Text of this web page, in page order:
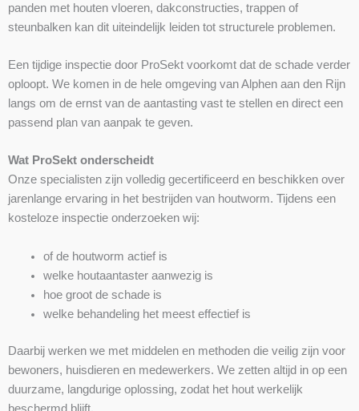
panden met houten vloeren, dakconstructies, trappen of
steunbalken kan dit uiteindelijk leiden tot structurele problemen.
Een tijdige inspectie door ProSekt voorkomt dat de schade verder
oploopt. We komen in de hele omgeving van Alphen aan den Rijn
langs om de ernst van de aantasting vast te stellen en direct een
passend plan van aanpak te geven.
Wat ProSekt onderscheidt
Onze specialisten zijn volledig gecertificeerd en beschikken over
jarenlange ervaring in het bestrijden van houtworm. Tijdens een
kosteloze inspectie onderzoeken wij:
of de houtworm actief is
welke houtaantaster aanwezig is
hoe groot de schade is
welke behandeling het meest effectief is
Daarbij werken we met middelen en methoden die veilig zijn voor
bewoners, huisdieren en medewerkers. We zetten altijd in op een
duurzame, langdurige oplossing, zodat het hout werkelijk
beschermd blijft.